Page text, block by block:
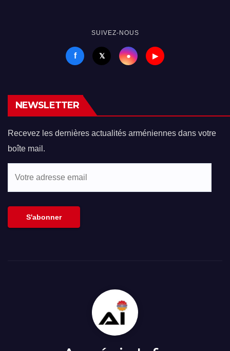
SUIVEZ-NOUS
f 𝕏 ● ▶
NEWSLETTER
Recevez les dernières actualités arméniennes dans votre
boîte mail.
S'abonner